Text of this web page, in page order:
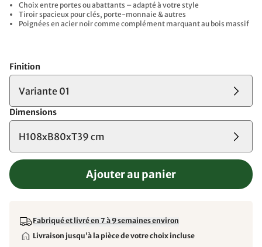
Choix entre portes ou abattants – adapté à votre style
Tiroir spacieux pour clés, porte-monnaie & autres
Poignées en acier noir comme complément marquant au bois massif
Finition
Variante 01
Dimensions
H108xB80xT39 cm
Ajouter au panier
Fabriqué et livré en 7 à 9 semaines environ
Livraison jusqu'à la pièce de votre choix incluse